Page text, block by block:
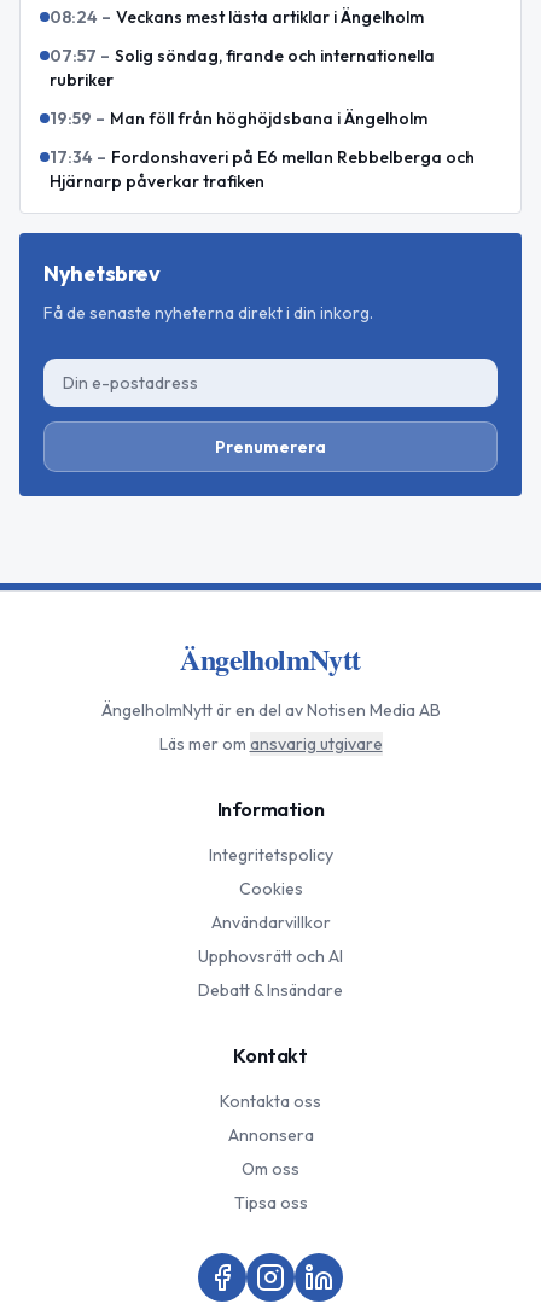
08:24 – Veckans mest lästa artiklar i Ängelholm
07:57 – Solig söndag, firande och internationella
rubriker
19:59 – Man föll från höghöjdsbana i Ängelholm
17:34 – Fordonshaveri på E6 mellan Rebbelberga och
Hjärnarp påverkar trafiken
Nyhetsbrev
Få de senaste nyheterna direkt i din inkorg.
Prenumerera
ÄngelholmNytt
ÄngelholmNyttär en del av Notisen Media AB
Läs mer om ansvarig utgivare
Information
Integritetspolicy
Cookies
Användarvillkor
Upphovsrätt och AI
Debatt & Insändare
Kontakt
Kontakta oss
Annonsera
Om oss
Tipsa oss